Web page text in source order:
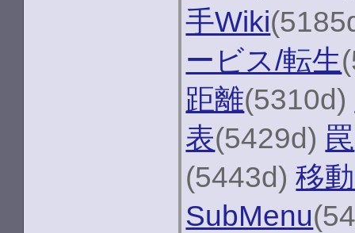
手Wiki
ービス/転生
距離(5310d)
表(5429d) 罠
(5443d)移
SubMenu